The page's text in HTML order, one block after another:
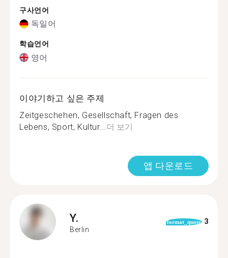
구사언어
독일어
학습언어
영어
이야기하고 싶은 주제
Zeitgeschehen, Gesellschaft, Fragen des
Lebens, Sport, Kultur... 더 보기
앱 다운로드
Y.
Berlin
format_quote 3